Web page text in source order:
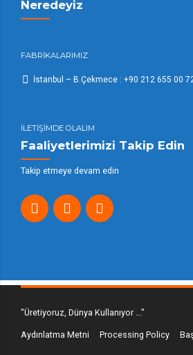
Neredeyiz
FABRİKALARIMIZ
İstanbul – B.Çekmece : +90 212 655 00
İLETİŞİMDE OLALIM
Faaliyetlerimizi Takip Edin
Takip etmeye devam edin
"Üretiyoruz, Dünya Kullanıyor ..."
Aydınlatma Metni Processing Policy